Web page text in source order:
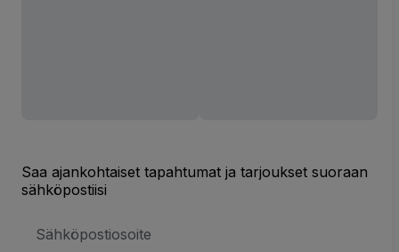
Saa ajankohtaiset tapahtumat ja tarjoukset suoraan
sähköpostiisi